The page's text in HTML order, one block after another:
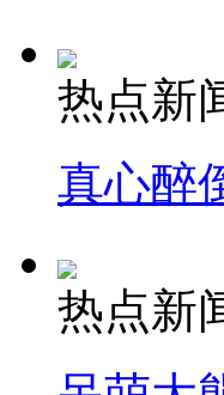
热点新
真心醉
热点新